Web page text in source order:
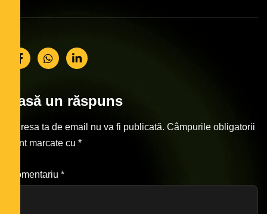
Lasă un răspuns
Adresa ta de email nu va fi publicată. Câmpurile obligatorii
sunt marcate cu *
Comentariu *